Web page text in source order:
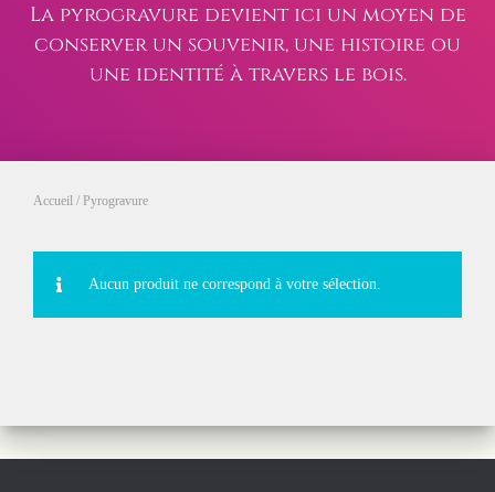
La pyrogravure devient ici un moyen de
conserver un souvenir, une histoire ou
une identité à travers le bois.
Accueil / Pyrogravure
Aucun produit ne correspond à votre sélection.